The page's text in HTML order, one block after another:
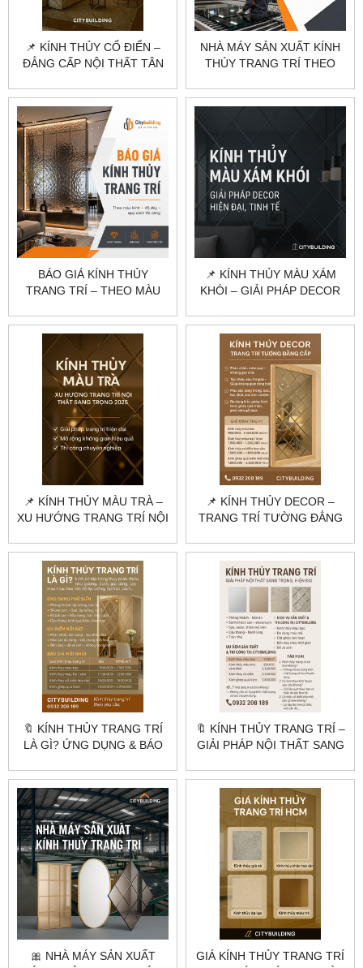
📌 KÍNH THỦY CỔ ĐIỂN –
ĐẲNG CẤP NỘI THẤT TÂN
NHÀ MÁY SẢN XUẤT KÍNH
THỦY TRANG TRÍ THEO
BÁO GIÁ KÍNH THỦY
TRANG TRÍ – THEO MÀU
CÁCH THI CÔNG
📌 KÍNH THỦY MÀU XÁM
KHÓI – GIẢI PHÁP DECOR
📌 KÍNH THỦY MÀU TRÀ –
XU HƯỚNG TRANG TRÍ NỘI
📌 KÍNH THỦY DECOR –
TRANG TRÍ TƯỜNG ĐẲNG
TRANG TRÍ
🔖 KÍNH THỦY TRANG TRÍ
LÀ GÌ? ỨNG DỤNG & BÁO
🔖 KÍNH THỦY TRANG TRÍ –
GIẢI PHÁP NỘI THẤT SANG
🎀 NHÀ MÁY SẢN XUẤT
GIÁ KÍNH THỦY TRANG TRÍ